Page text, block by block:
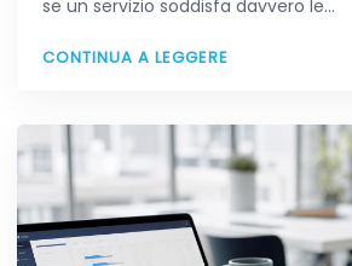
se un servizio soddisfa davvero le…
CONTINUA A LEGGERE